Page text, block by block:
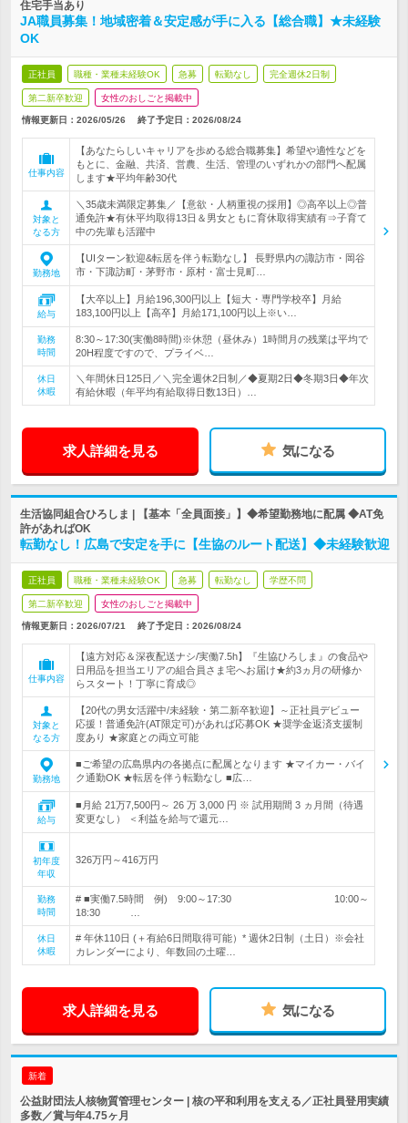
住宅手当あり
JA職員募集！地域密着＆安定感が手に入る【総合職】★未経験
OK
正社員 職種・業種未経験OK 急募 転勤なし 完全週休2日制
第二新卒歓迎 女性のおしごと掲載中
情報更新日：2026/05/26 終了予定日： 2026/08/24
仕事内容
【あなたらしいキャリアを歩める総合職募集】希望や適性などを
もとに、金融、共済、営農、生活、管理のいずれかの部門へ配属
します★平均年齢30代
対象と
なる方
＼35歳未満限定募集／【意欲・人柄重視の採用】◎高卒以上◎普
通免許★有休平均取得13日＆男女ともに育休取得実績有⇒子育て
中の先輩も活躍中
勤務地
【UIターン歓迎&転居を伴う転勤なし】 長野県内の諏訪市・岡谷
市・下諏訪町・茅野市・原村・富士見町…
給与
【大卒以上】月給196,300円以上【短大・専門学校卒】月給
183,100円以上【高卒】月給171,100円以上※い…
勤務
時間
8:30～17:30(実働8時間)※休憩（昼休み）1時間月の残業は平均で
20H程度ですので、プライベ…
休日
休暇
＼年間休日125日／＼完全週休2日制／◆夏期2日◆冬期3日◆年次
有給休暇（年平均有給取得日数13日）…
求人詳細を見る 気になる
生活協同組合ひろしま | 【基本「全員面接」】◆希望勤務地に配属 ◆AT免
許があればOK
転勤なし！広島で安定を手に【生協のルート配送】◆未経験歓迎
正社員 職種・業種未経験OK 急募 転勤なし 学歴不問
第二新卒歓迎 女性のおしごと掲載中
情報更新日：2026/07/21 終了予定日： 2026/08/24
仕事内容
【遠方対応＆深夜配送ナシ/実働7.5h】『生協ひろしま』の食品や
日用品を担当エリアの組合員さま宅へお届け★約3ヵ月の研修か
らスタート！丁寧に育成◎
対象と
なる方
【20代の男女活躍中/未経験・第二新卒歓迎】～正社員デビュー
応援！普通免許(AT限定可)があれば応募OK ★奨学金返済支援制
度あり ★家庭との両立可能
勤務地
■ご希望の広島県内の各拠点に配属となります ★マイカー・バイ
ク通勤OK ★転居を伴う転勤なし ■広…
給与
■月給 21万7,500円～ 26 万 3,000 円 ※ 試用期間 3 ヵ月間（待遇
変更なし） ＜利益を給与で還元…
初年度
年収
326万円～416万円
勤務
時間
# ■実働7.5時間 例) 9:00～17:30 10:00～
18:30 …
休日
休暇
# 年休110日 (＋有給6日間取得可能）* 週休2日制（土日）※会社
カレンダーにより、年数回の土曜…
求人詳細を見る 気になる
新着
公益財団法人核物質管理センター | 核の平和利用を支える／正社員登用実績
多数／賞与年4.75ヶ月